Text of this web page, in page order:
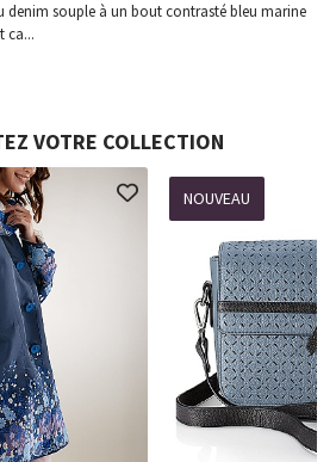
denim souple à un bout contrasté bleu marine
ca...
VOTRE COLLECTION
NOUVEAU